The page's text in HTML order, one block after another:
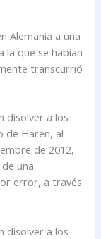
Alemania a una
la que se habían
transcurrió
disolver a los
de Haren, al
de 2012,
una
error, a través
disolver a los